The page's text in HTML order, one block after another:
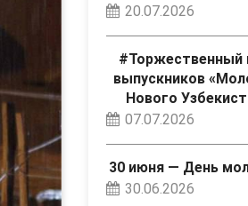
20.07.2026
#Торжественный
выпускников
Нового
07.07.2026
30 июня — День
30.06.2026